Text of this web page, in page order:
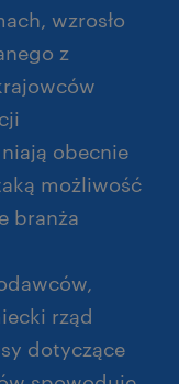
wzrosło
z
obecnie
możliwość
branża
rząd
dotyczące